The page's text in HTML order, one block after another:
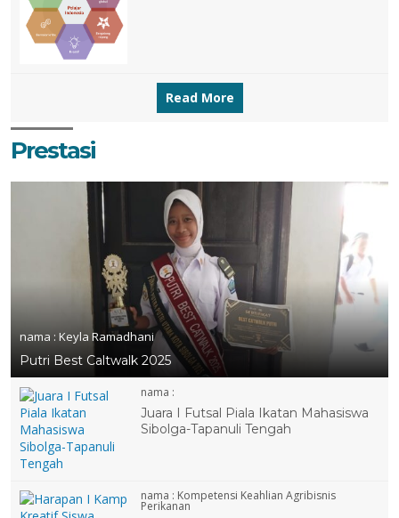
Read More
Prestasi
nama : Keyla Ramadhani
Putri Best Caltwalk 2025
nama :
Juara I Futsal Piala Ikatan Mahasiswa
Sibolga-Tapanuli Tengah
nama : Kompetensi Keahlian Agribisnis
Perikanan